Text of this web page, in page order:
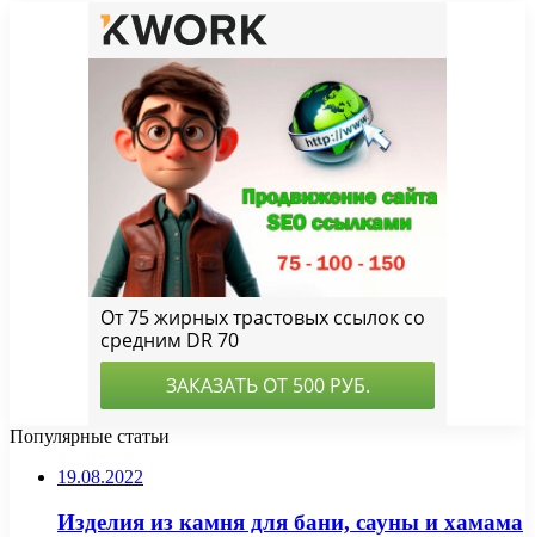
Популярные статьи
19.08.2022
Изделия из камня для бани, сауны и хамама